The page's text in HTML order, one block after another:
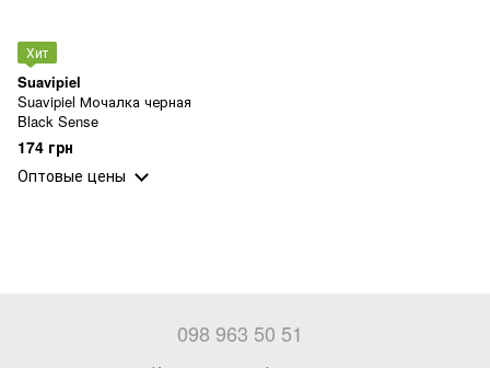
Хит
Suavipiel
Suavipiel Мочалка черная
Black Sense
174 грн
Оптовые цены
098 963 50 51